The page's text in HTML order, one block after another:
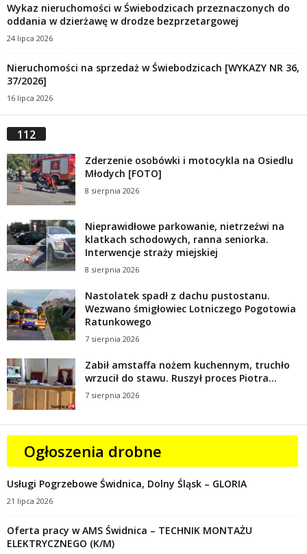
Wykaz nieruchomości w Świebodzicach przeznaczonych do
oddania w dzierżawę w drodze bezprzetargowej
24 lipca 2026
Nieruchomości na sprzedaż w Świebodzicach [WYKAZY NR 36,
37/2026]
16 lipca 2026
112
Zderzenie osobówki i motocykla na Osiedlu
Młodych [FOTO]
8 sierpnia 2026
Nieprawidłowe parkowanie, nietrzeźwi na
klatkach schodowych, ranna seniorka.
Interwencje straży miejskiej
8 sierpnia 2026
Nastolatek spadł z dachu pustostanu.
Wezwano śmigłowiec Lotniczego Pogotowia
Ratunkowego
7 sierpnia 2026
Zabił amstaffa nożem kuchennym, truchło
wrzucił do stawu. Ruszył proces Piotra...
7 sierpnia 2026
Ogłoszenia drobne
Usługi Pogrzebowe Świdnica, Dolny Śląsk – GLORIA
21 lipca 2026
Oferta pracy w AMS Świdnica – TECHNIK MONTAŻU
ELEKTRYCZNEGO (K/M)